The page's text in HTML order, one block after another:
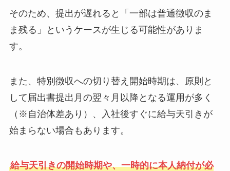
そのため、提出が遅れると「一部は普通徴収のま
ま残る」というケースが生じる可能性がありま
す。
また、特別徴収への切り替え開始時期は、原則と
して届出書提出月の翌々月以降となる運用が多く
（※自治体差あり）、入社後すぐに給与天引きが
始まらない場合もあります。
給与天引きの開始時期や、一時的に本人納付が必